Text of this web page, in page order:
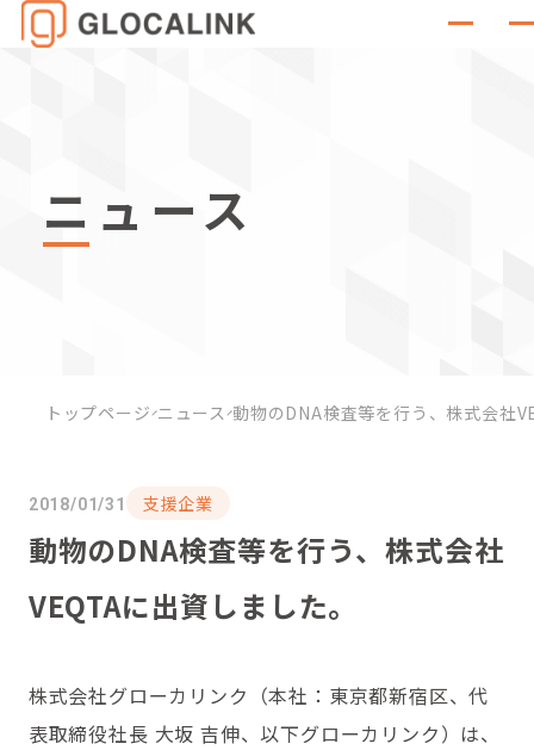
ニュース
トップページ ニュース 動物のDNA検査等を行う、株式会社
2018/01/31 支援企業
動物のDNA検査等を行う、株式会社
VEQTAに出資しました。
株式会社グローカリンク（本社：東京都新宿区、代
表取締役社長 大坂 吉伸、以下グローカリンク）は、